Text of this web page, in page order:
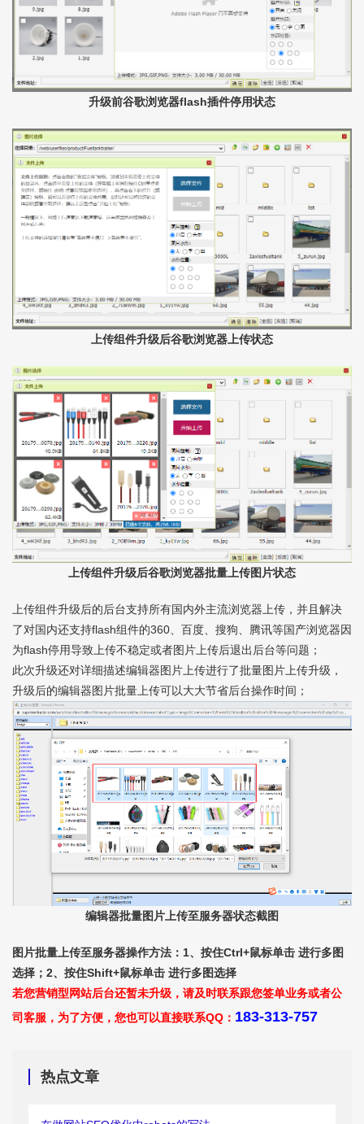
升级前谷歌浏览器flash插件停用状态
上传组件升级后谷歌浏览器上传状态
上传组件升级后谷歌浏览器批量上传图片状态
上传组件升级后的后台支持所有国内外主流浏览器上传，并且解决
了对国内还支持flash组件的360、百度、搜狗、腾讯等国产浏览器因
为flash停用导致上传不稳定或者图片上传后退出后台等问题；
此次升级还对详细描述编辑器图片上传进行了批量图片上传升级，
升级后的编辑器图片批量上传可以大大节省后台操作时间；
编辑器批量图片上传至服务器状态截图
图片批量上传至服务器操作方法：1、按住Ctrl+鼠标单击 进行多图
选择；2、按住Shift+鼠标单击 进行多图选择
若您营销型网站后台还暂未升级，请及时联系跟您签单业务或者公
司客服，为了方便，您也可以直接联系QQ： 183-313-757
热点文章